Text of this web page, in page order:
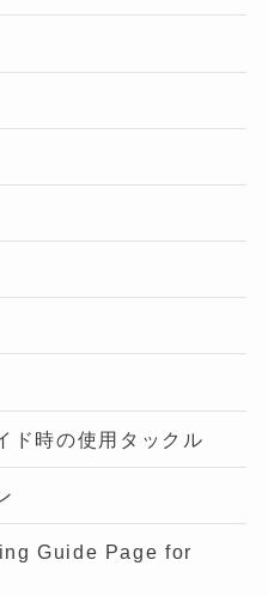
ド時の使用タックル
Guide Page for